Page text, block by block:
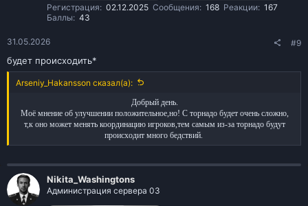
Регистрация 02.12.2025 Сообщения 168 Реакции 167
Баллы
43
31.05.2026 #9
будет происходить*
Arseniy_Hakansson сказал(а):
Добрый день.
Моё мнение об улучшении положительное,но! С торнадо будет очень сложно,
т,к оно может менять координацию игроков,тем самым из-за торнадо будут
происходит много бедствий.
Nikita_Washingtons
Администрация сервера 03